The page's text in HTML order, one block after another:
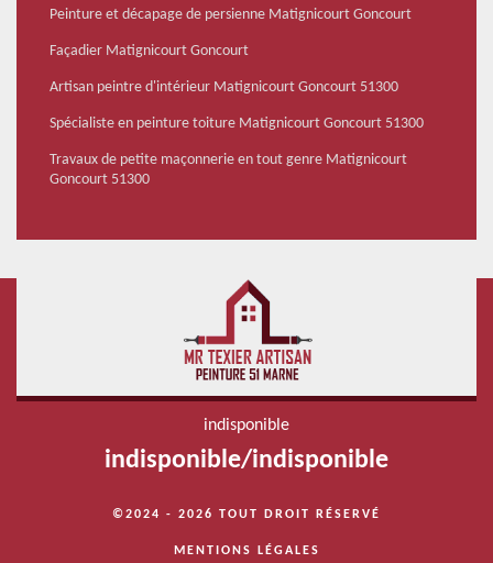
Peinture et décapage de persienne Matignicourt Goncourt
Façadier Matignicourt Goncourt
Artisan peintre d'intérieur Matignicourt Goncourt 51300
Spécialiste en peinture toiture Matignicourt Goncourt 51300
Travaux de petite maçonnerie en tout genre Matignicourt
Goncourt 51300
indisponible
indisponible/indisponible
©2024 - 2026 TOUT DROIT RÉSERVÉ
MENTIONS LÉGALES